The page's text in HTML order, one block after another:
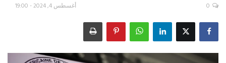
اقتصاد
أغسطس 4, 2024 - 19:00 0